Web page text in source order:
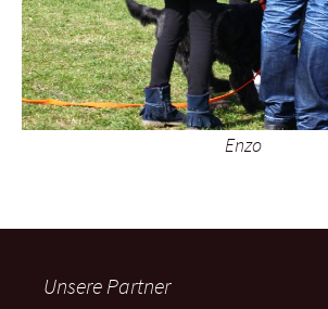
Enzo
Unsere Partner